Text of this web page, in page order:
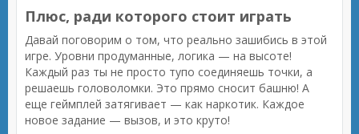
Плюс, ради которого стоит играть
Давай поговорим о том, что реально зашибись в этой
игре. Уровни продуманные, логика — на высоте!
Каждый раз ты не просто тупо соединяешь точки, а
решаешь головоломки. Это прямо сносит башню! А
еще геймплей затягивает — как наркотик. Каждое
новое задание — вызов, и это круто!